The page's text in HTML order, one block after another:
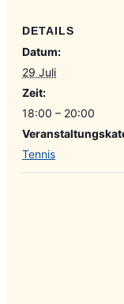
DETAILS
Datum:
29 Juli
Zeit:
18:00 – 20:00
Tennis